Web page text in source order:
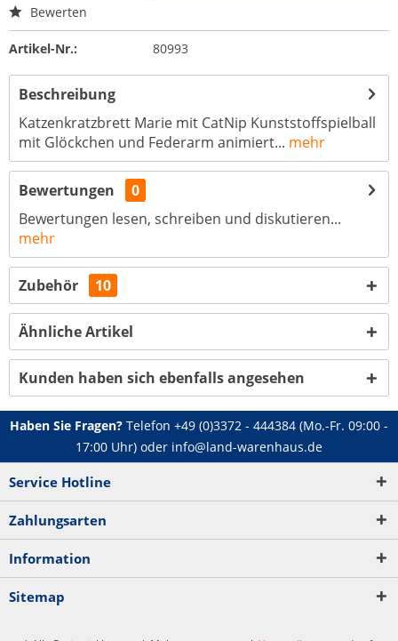
Bewerten
Artikel-Nr.: 80993
Beschreibung
Katzenkratzbrett Marie mit CatNip Kunststoffspielball
mit Glöckchen und Federarm animiert... mehr
Bewertungen
0
Bewertungen lesen, schreiben und diskutieren...
mehr
Zubehör 10
Ähnliche Artikel
Kunden haben sich ebenfalls angesehen
Haben Sie Fragen? Telefon +49 (0)3372 - 444384 (Mo.-Fr. 09:00 -
17:00 Uhr) oder info@land-warenhaus.de
Service Hotline
Zahlungsarten
Information
Sitemap